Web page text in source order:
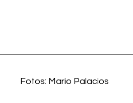
Fotos: Mario Palacios